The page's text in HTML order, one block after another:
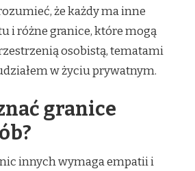
że każdy ma inne
i różne granice, które mogą
osobistą, tematami
w życiu prywatnym.
granice
innych wymaga empatii i